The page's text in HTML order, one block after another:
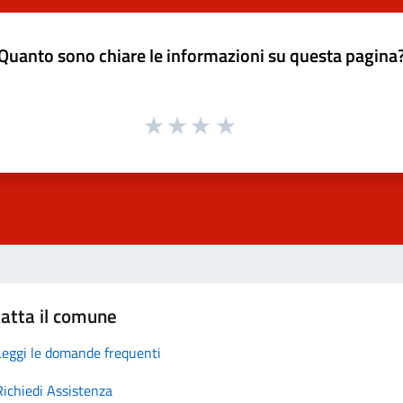
sono chiare le informazioni su questa
il comune
le domande frequenti
Assistenza